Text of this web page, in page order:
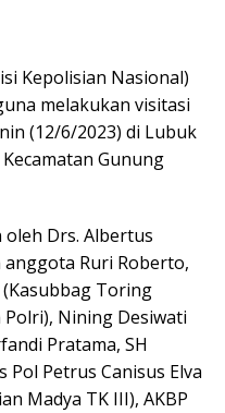
Kepolisian Nasional)
melakukan visitasi
(12/6/2023) di Lubuk
Gunung
Drs. Albertus
Ruri Roberto,
(Kasubbag Toring
Nining Desiwati
Pratama, SH
Pol Petrus Canisus Elva
Madya TK III), AKBP